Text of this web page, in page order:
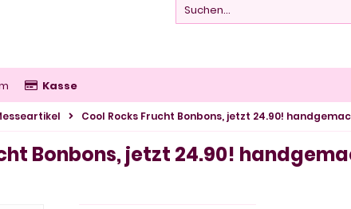
Kasse
Cool Rocks Frucht Bonbons, jetzt 24.90!
Bonbons, jetzt 24.90!